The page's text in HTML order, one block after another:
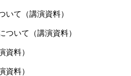
いて（講演資料）
ついて（講演資料）
資料）
資料）